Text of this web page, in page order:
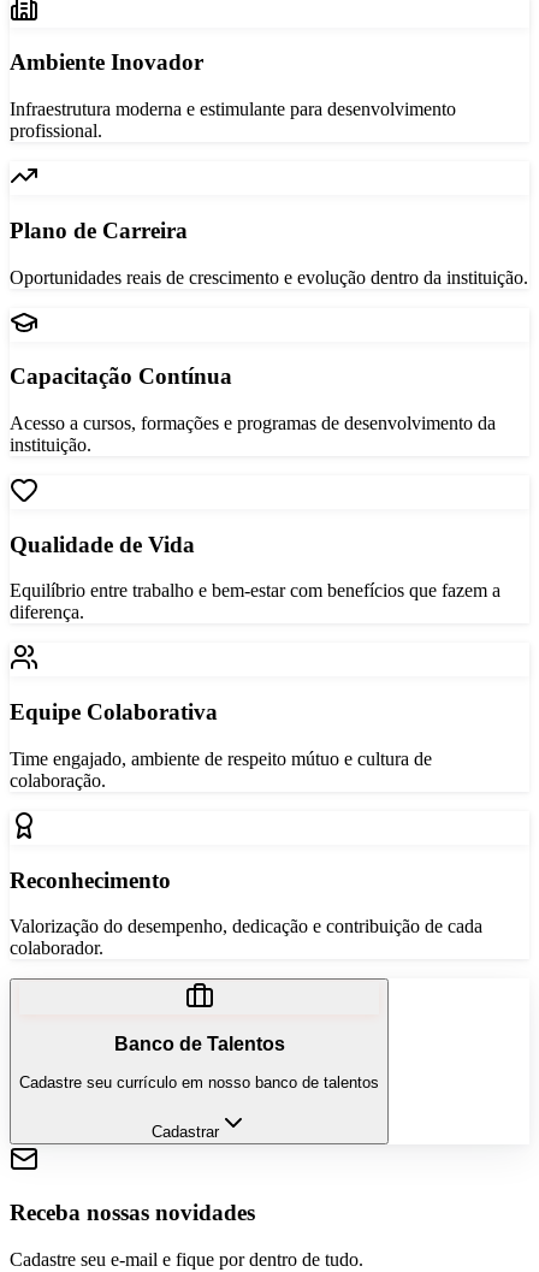
Ambiente Inovador
Infraestrutura moderna e estimulante para desenvolvimento
profissional.
Plano de Carreira
Oportunidades reais de crescimento e evolução dentro da instituição.
Capacitação Contínua
Acesso a cursos, formações e programas de desenvolvimento da
instituição.
Qualidade de Vida
Equilíbrio entre trabalho e bem-estar com benefícios que fazem a
diferença.
Equipe Colaborativa
Time engajado, ambiente de respeito mútuo e cultura de
colaboração.
Reconhecimento
Valorização do desempenho, dedicação e contribuição de cada
colaborador.
Banco de Talentos
Cadastre seu currículo em nosso banco de talentos
Cadastrar
Receba nossas novidades
Cadastre seu e-mail e fique por dentro de tudo.